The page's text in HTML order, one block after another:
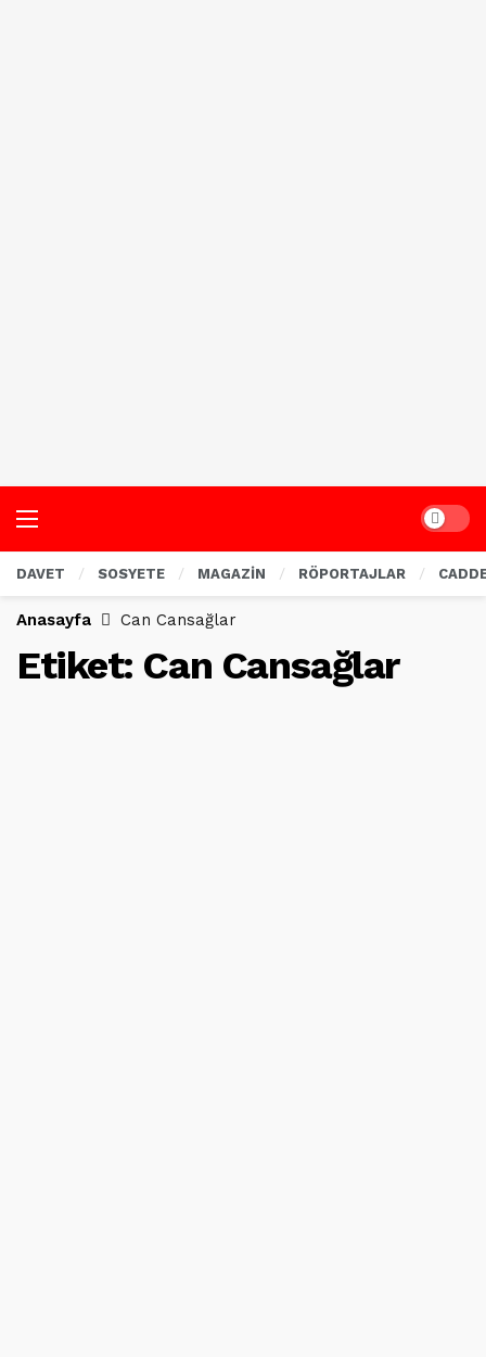
Dark
DAVET SOSYETE MAGAZİN RÖPORTAJLAR
Anasayfa Can Cansağlar
Etiket: Can Cansağlar